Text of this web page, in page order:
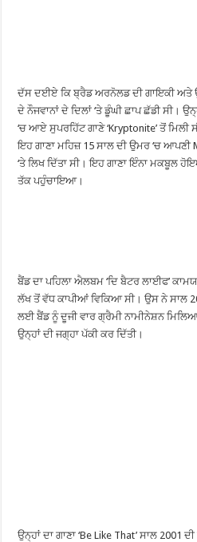
ਦੱਸ ਦਈਏ ਕਿ ਬ੍ਰੈਡ ਅਰਨੋਲਡ ਦੀ ਗਾਇਕੀ ਅਤੇ
ਦੇ ਨੌਜਵਾਨਾਂ ਦੇ ਦਿਲਾਂ ‘ਤੇ ਡੂੰਘੀ ਛਾਪ ਛੱਡੀ ਸੀ।
‘ਚ ਆਏ ਸੁਪਰਹਿੱਟ ਗਾਣੇ ‘Kryptonite’ ਤੋਂ
ਇਹ ਗਾਣਾ ਮਹਿਜ਼ 15 ਸਾਲ ਦੀ ਉਮਰ ‘ਚ
‘ਤੇ ਲਿਖ ਦਿੱਤਾ ਸੀ। ਇਹ ਗਾਣਾ ਇੰਨਾ ਮਕਬੂਲ
ਤੱਕ ਪਹੁੰਚਾਇਆ।
ਬੈਂਡ ਦਾ ਪਹਿਲਾ ਐਲਬਮ ‘ਦਿ ਬੈਟਰ ਲਾਈਫ’
ਲੱਖ ਤੋਂ ਵੱਧ ਕਾਪੀਆਂ ਵਿਕਿਆ ਸੀ। ਉਸ ਨੇ ਸਾਲ
ਲਈ ਬੈਂਡ ਨੂੰ ਦੂਜੀ ਵਾਰ ਗ੍ਰੈਮੀ ਨਾਮੀਨੇਸ਼ਨ
ਉਨ੍ਹਾਂ ਦੀ ਜਗ੍ਹਾ ਪੱਕੀ ਕਰ ਦਿੱਤੀ।
ਉਨ੍ਹਾਂ ਦਾ ਗਾਣਾ ‘Be Like That’ ਸਾਲ 2001